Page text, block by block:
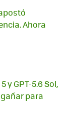
Ahora
y GPT-5.6 Sol,
para